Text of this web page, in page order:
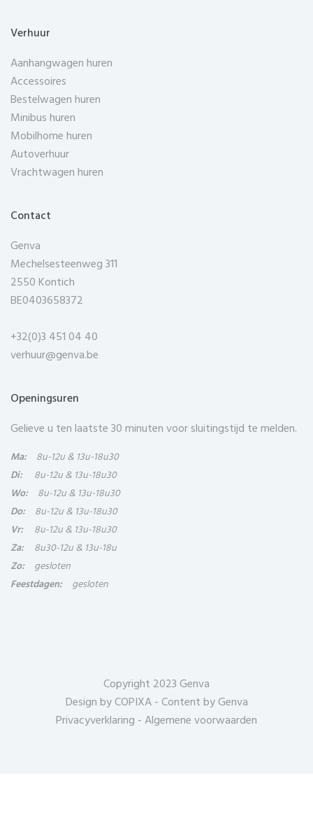
Verhuur
Aanhangwagen huren
Accessoires
Bestelwagen huren
Minibus huren
Mobilhome huren
Autoverhuur
Vrachtwagen huren
Contact
Genva
Mechelsesteenweg 311
2550 Kontich
BE0403658372
+32(0)3 451 04 40
verhuur@genva.be
Openingsuren
Gelieve u ten laatste 30 minuten voor sluitingstijd te melden.
Ma:
8u-12u & 13u-18u30
Di:
8u-12u & 13u-18u30
Wo:
8u-12u & 13u-18u30
Do:
8u-12u & 13u-18u30
Vr:
8u-12u & 13u-18u30
Za:
8u30-12u & 13u-18u
Zo:
gesloten
Feestdagen:
gesloten
Copyright 2023 Genva
Design byCOPIXA- Content by Genva
Privacyverklaring -Algemene voorwaarden